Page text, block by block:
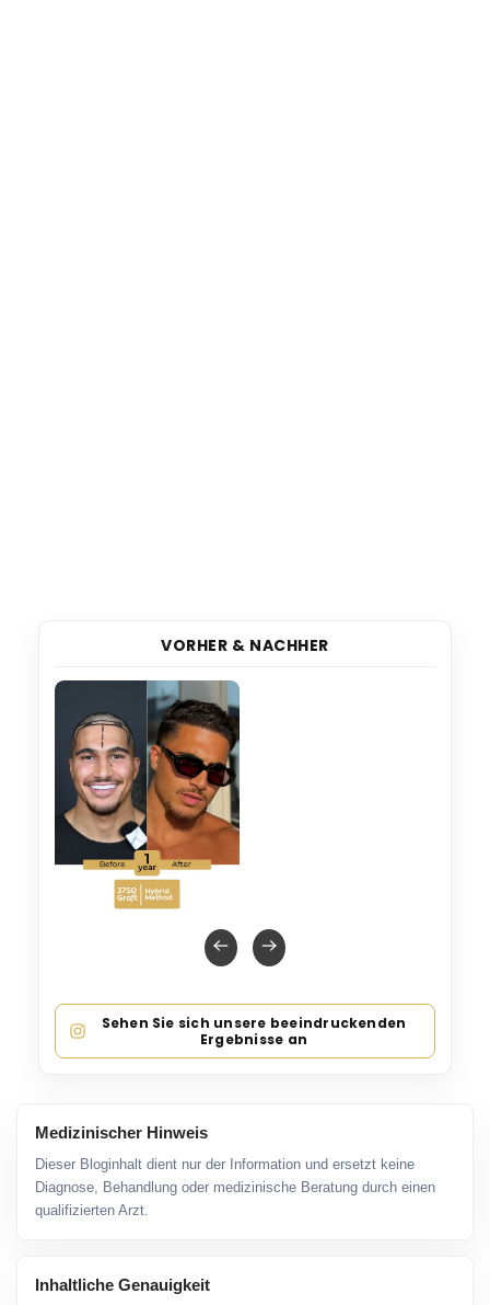
VORHER & NACHHER
Sehen Sie sich unsere beeindruckenden
Ergebnisse an
Medizinischer Hinweis
Dieser Bloginhalt dient nur der Information und ersetzt keine
Diagnose, Behandlung oder medizinische Beratung durch einen
qualifizierten Arzt.
Inhaltliche Genauigkeit